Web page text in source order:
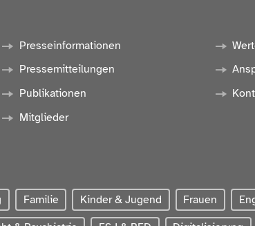
Presseinformationen
Pressemitteilungen
Publikationen
Mitglieder
Familie Kinder & Jugend Frauen